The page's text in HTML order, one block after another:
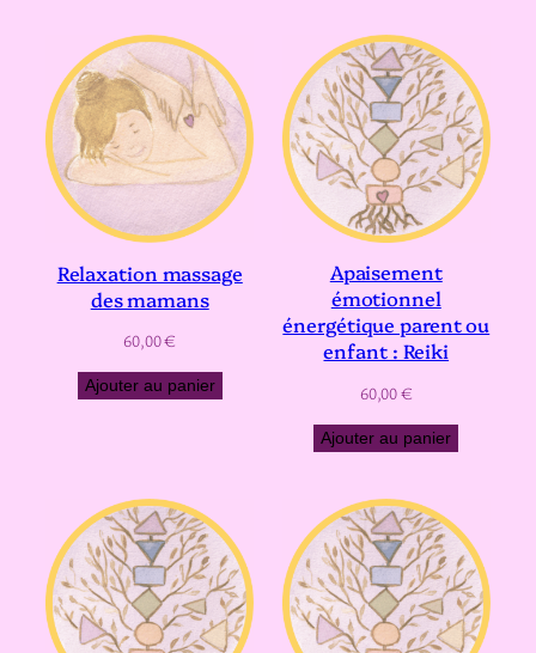
Relaxation massage
des mamans
60,00€
Ajouter au panier
Apaisement
émotionnel
énergétique parent ou
enfant : Reiki
60,00€
Ajouter au panier